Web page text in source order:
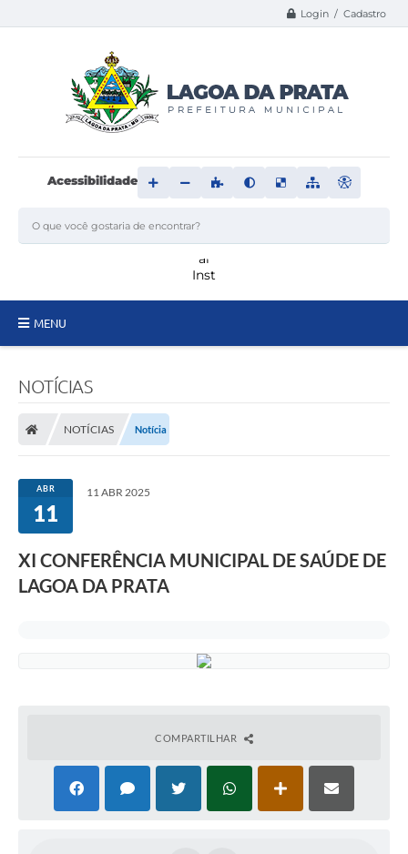
Login / Cadastro
Acessibilidade
MENU
Carta de Serviços
Ouvidoria
IPTU, ALVARÁ, ISS E OUTROS SERVIÇOS
A Prefeitura
NOTÍCIAS
NOTÍCIAS Notícia
ABR
11
11 ABR 2025
XI CONFERÊNCIA MUNICIPAL DE SAÚDE DE
LAGOA DA PRATA
COMPARTILHAR